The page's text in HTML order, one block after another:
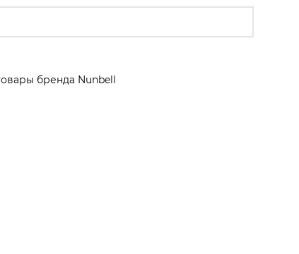
бренда Nunbell